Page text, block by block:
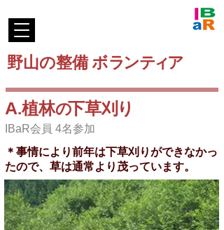
野山の整備ボランティア
A.植林の下草刈 り
IBaR会員 4名参加
＊事情により前年は下草刈りができなかっ
たので、草は通常より茂っています。